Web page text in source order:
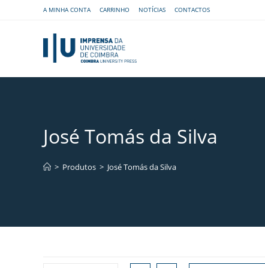
A MINHA CONTA CARRINHO NOTÍCIAS CONTACTOS
José Tomás da Silva
> Produtos > José Tomás da Silva